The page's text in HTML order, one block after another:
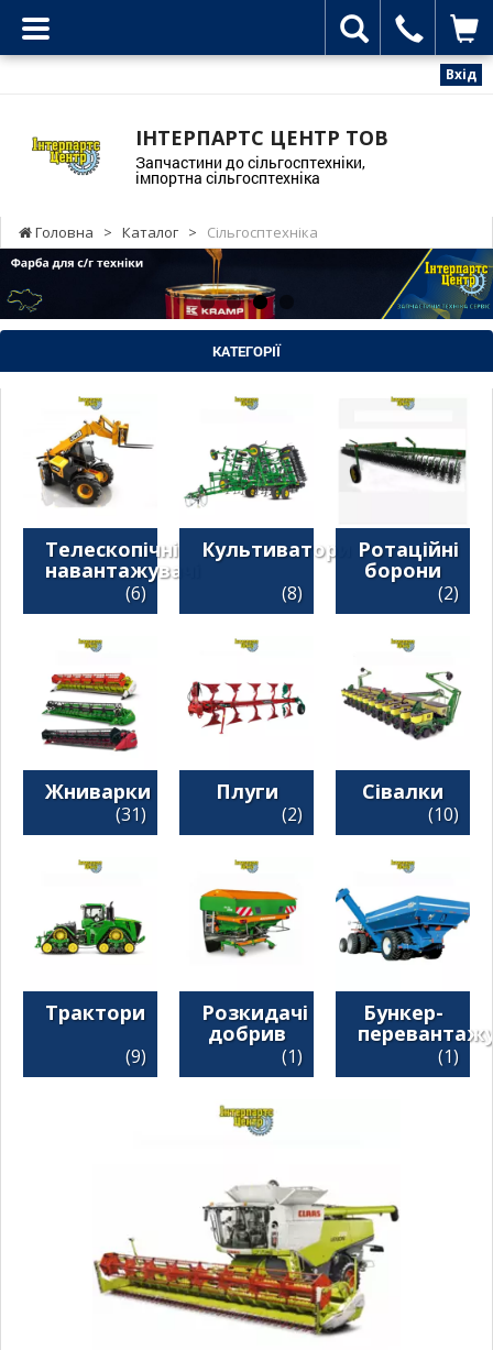
Вхід
ІНТЕРПАРТС ЦЕНТР ТОВ
Запчастини до сільгосптехніки,
імпортна сільгосптехніка
Головна > Каталог > Сільгосптехніка
КАТЕГОРІЇ
Телескопічні
навантажувачі
(6)
Культиватори
(8)
Ротаційні
борони
(2)
Жниварки
(31)
Плуги
(2)
Сівалки
(10)
Трактори
(9)
Розкидачі
добрив
(1)
Бункер-
(1)